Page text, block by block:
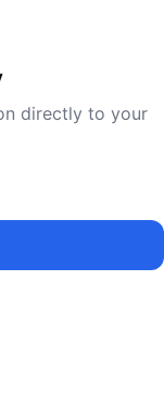
directly to your